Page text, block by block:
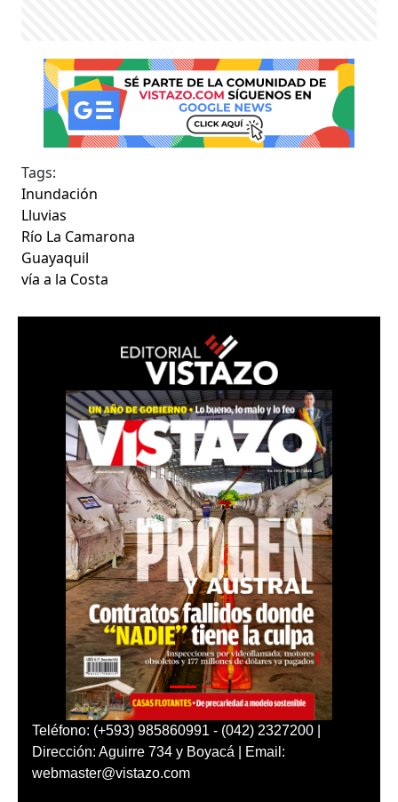
Tags:
Inundación
Lluvias
Río La Camarona
Guayaquil
vía a la Costa
Teléfono: (+593) 985860991 - (042) 2327200 |
Dirección: Aguirre 734 y Boyacá | Email:
webmaster@vistazo.com